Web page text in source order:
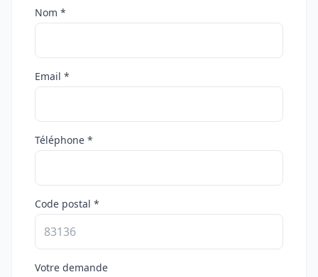
Nom *
Email *
Téléphone *
Code postal *
Votre demande